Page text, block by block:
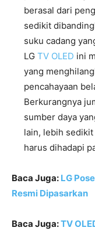
berasal dari
sedikit
suku cadang
LG TV OLED ini
yang
pencahayaan
Berkurangnya
sumber daya
lain, lebih
harus dihadapi
Baca Juga: LG
Resmi Dipasarkan
Baca Juga:TV